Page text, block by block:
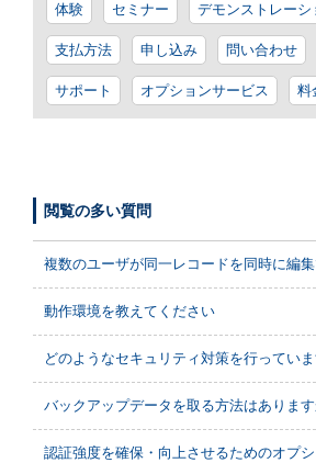
体験 セミナー デモンストレーシ
支払方法 申し込み 問い合わせ
サポート オプションサービス 料
閲覧の多い質問
複数のユーザが同一レコードを同時に編
動作環境を教えてください
どのようなセキュリティ対策を行っていま
バックアップデータを取る方法はあります
認証強度を確保・向上させるためのオプ